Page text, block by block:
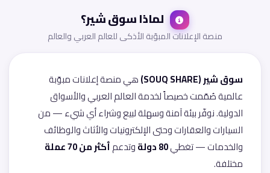
لماذا سوق شير؟
منصة الإعلانات المبوّبة الأذكى للعالم العربي والعالم
سوق شير (SOUQ SHARE)
هي منصة إعلانات مبوّبة
عالمية صُمّمت خصيصاً لخدمة العالم العربي والأسواق
الدولية. نوفّر بيئة آمنة وسهلة لبيع وشراء أي شيء — من
السيارات والعقارات وحتى الإلكترونيات والأثاث والوظائف
والخدمات — تغطي80 دولة وتدعمأكثر من 70 عملة
مختلفة.